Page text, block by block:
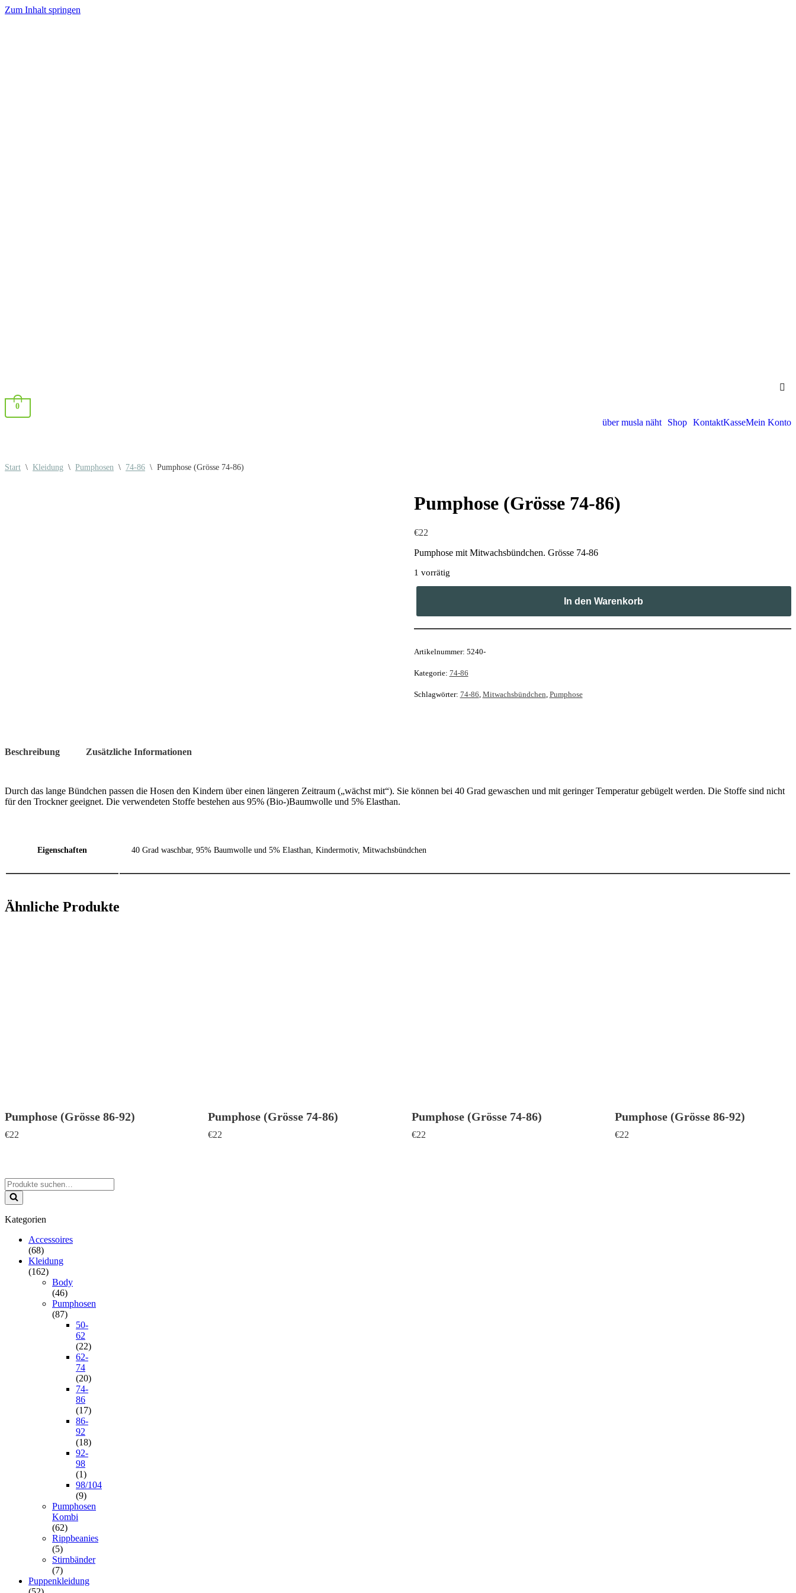
Zum Inhalt springen
0
über musla näht Shop KontaktKasseMein Konto
Start \ Kleidung \ Pumphosen \ 74-86 \ Pumphose (Grösse 74-86)
Pumphose (Grösse 74-86)
€22
Pumphose mit Mitwachsbündchen. Grösse 74-86
1 vorrätig
Pumphose
In den Warenkorb
Artikelnummer: 5240-
Kategorie: 74-86
Schlagwörter: 74-86, Mitwachsbündchen, Pumphose
Beschreibung Zusätzliche Informationen
Durch das lange Bündchen passen die Hosen den Kindern über einen längeren Zeitraum („wächst mit“). Sie können bei 40 Grad gewaschen und mit geringer Temperatur gebügelt werden. Die Stoffe sind nicht
für den Trockner geeignet. Die verwendeten Stoffe bestehen aus 95% (Bio-)Baumwolle und 5% Elasthan.
Eigenschaften 40 Grad waschbar, 95% Baumwolle und 5% Elasthan, Kindermotiv, Mitwachsbündchen
Ähnliche Produkte
Pumphose (Grösse 86-92)
€22
Pumphose (Grösse 74-86)
€22
Pumphose (Grösse 74-86)
€22
Pumphose (Grösse 86-92)
€22
Suchen
nach …
Kategorien
Accessoires
(68)
Kleidung
(162)
Body
(46)
Pumphosen
(87)
50-
62
(22)
62-
74
(20)
74-
86
(17)
86-
92
(18)
92-
98
(1)
98/104
(9)
Pumphosen
Kombi
(62)
Rippbeanies
(5)
Stirnbänder
(7)
Puppenkleidung